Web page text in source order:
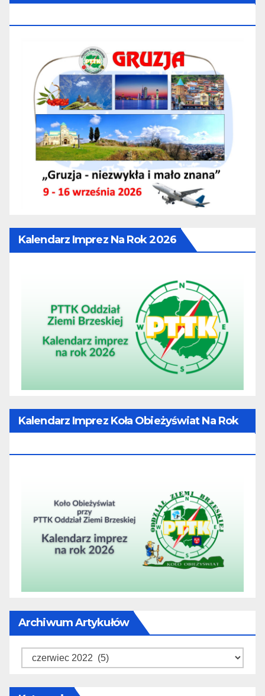
Kalendarz Imprez Na Rok 2026
Kalendarz Imprez Koła Obieżyświat Na Rok
Archiwum Artykułów
Archiwum